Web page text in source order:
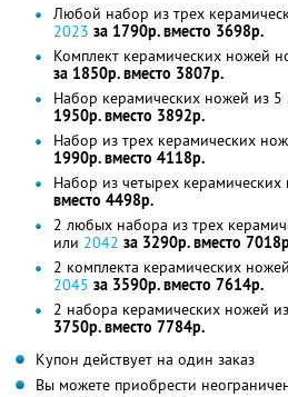
Любой набор из трех
2023 за 1790р. вместо 3698р.
Комплект керамических ножей
за 1850р. вместо 3807р.
Набор керамических ножей из 5
1950р. вместо 3892р.
Набор из трех керамических
1990р. вместо 4118р.
Набор из четырех керамических
вместо 4498р.
2 любых набора из трех
или 2042 за 3290р. вместо
2 комплекта керамических
2045 за 3590р. вместо 7614р.
2 набора керамических ножей
3750р. вместо 7784р.
Купон действует на один заказ
Вы можете приобрести